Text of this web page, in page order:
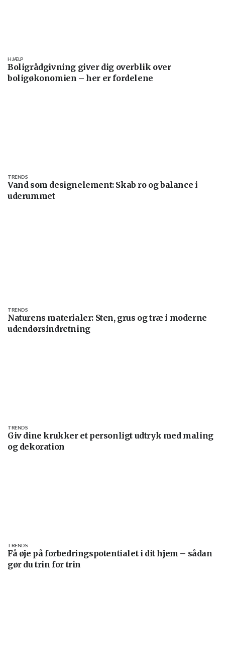
Boligrådgivning giver dig overblik over
boligøkonomien – her er fordelene
HJÆLP
Vand som designelement: Skab ro og balance i
uderummet
TRENDS
Naturens materialer: Sten, grus og træ i moderne
udendørsindretning
TRENDS
Giv dine krukker et personligt udtryk med maling
og dekoration
TRENDS
Få øje på forbedringspotentialet i dit hjem – sådan
gør du trin for trin
TRENDS